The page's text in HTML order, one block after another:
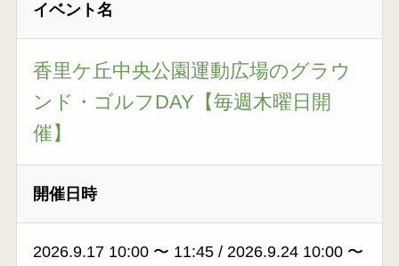
イベント名
香里ケ丘中央公園運動広場のグラウ
ンド・ゴルフDAY【毎週木曜日開
催】
開催日時
2026.9.17 10:00〜 11:45/ 2026.9.24 10:00〜